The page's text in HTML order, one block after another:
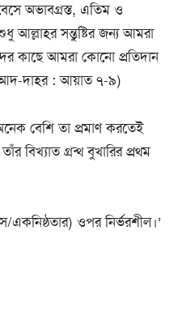
অভাবগ্রস্ত, এতিম ও
আল্লাহর সন্তুষ্টির জন্য আমরা
কাছে আমরা কোনো প্রতিদান
আদ-দাহর : আয়াত ৭-৯)
বেশি তা প্রমাণ করতেই
বিখ্যাত গ্রন্থ বুখারির প্রথম
ওপর নির্ভরশীল।’